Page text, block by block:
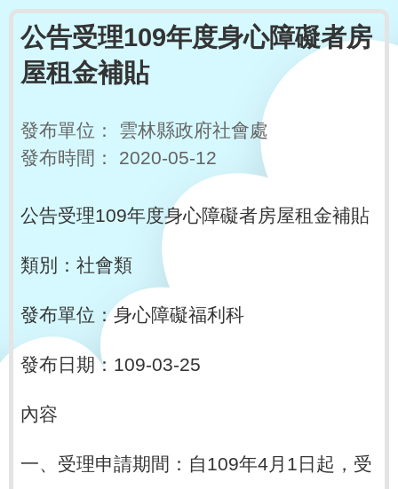
公告受理109年度身心障礙者房
屋租金補貼
發布單位：
雲林縣政府社會處
發布時間：
2020-05-12
公告受理109年度身心障礙者房屋租金補貼
類別：社會類
發布單位：身心障礙福利科
發布日期：109-03-25
內容
一、受理申請期間：自109年4月1日起，受